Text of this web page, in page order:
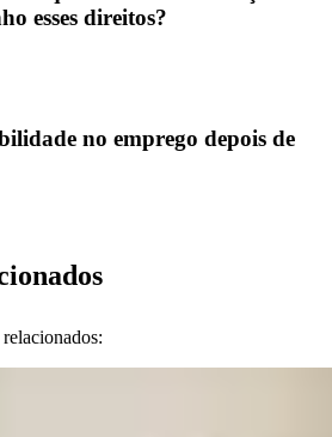
esses direitos?
no emprego depois de